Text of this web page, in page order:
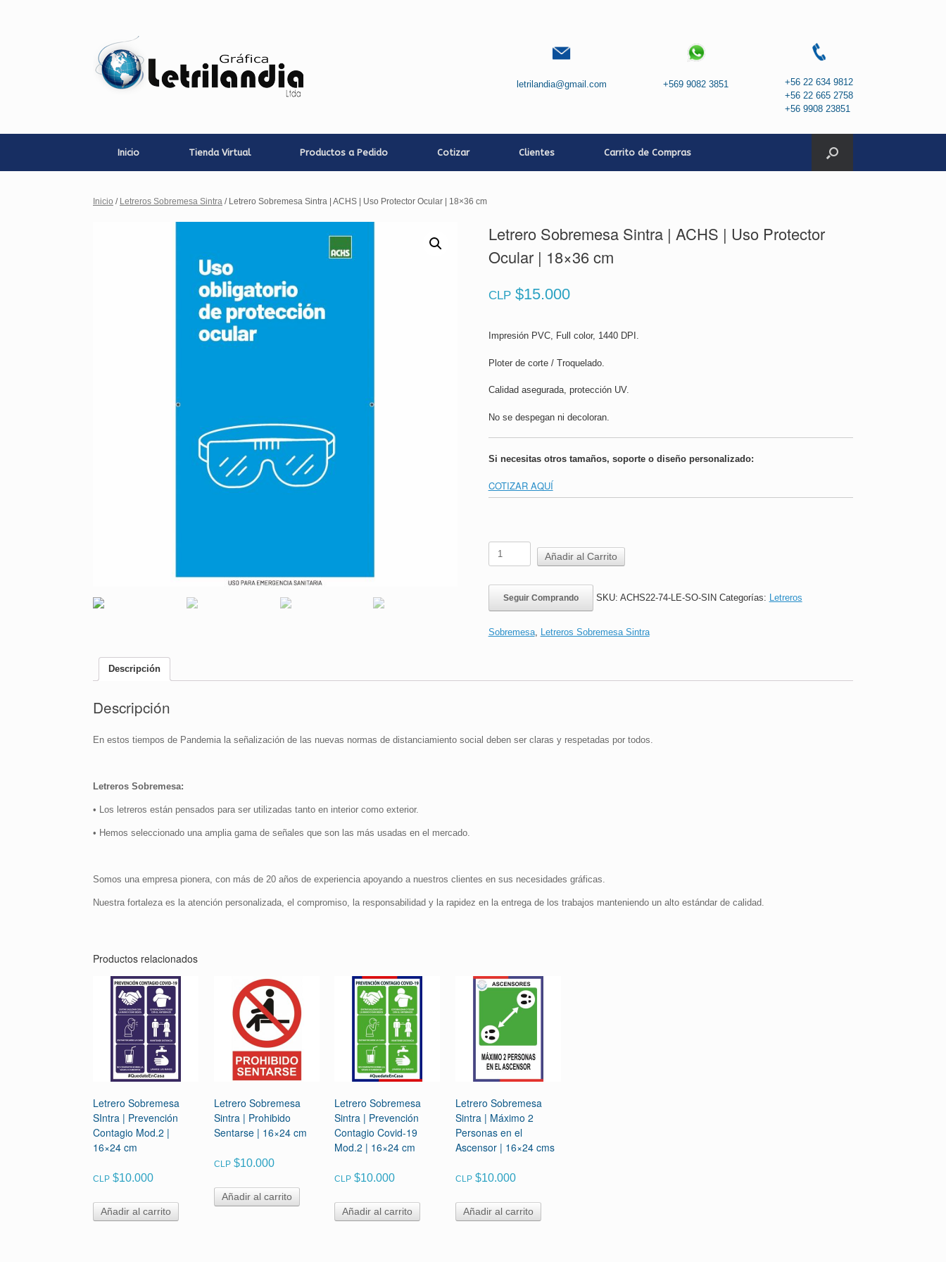
letrilandia@gmail.com +569 9082 3851
+56 22 634 9812
+56 22 665 2758
+56 9908 23851
Inicio Tienda Virtual Productos a Pedido Cotizar Clientes Carrito de Compras
Inicio / Letreros Sobremesa Sintra / Letrero Sobremesa Sintra | ACHS | Uso Protector Ocular | 18×36 cm
Letrero Sobremesa Sintra | ACHS | Uso Protector
Ocular | 18×36 cm
CLP $15.000
Impresión PVC, Full color, 1440 DPI.
Ploter de corte / Troquelado.
Calidad asegurada, protección UV.
No se despegan ni decoloran.
Si necesitas otros tamaños, soporte o diseño personalizado:
COTIZAR AQUÍ
Letrero
Sobremesa
|
ACHS
|
Protector
18x36
Añadir al Carrito
Seguir Comprando SKU: ACHS22-74-LE-SO-SIN Categorías: Letreros
Sobremesa, Letreros Sobremesa Sintra
Descripción
Descripción
En estos tiempos de Pandemia la señalización de las nuevas normas de distanciamiento social deben ser claras y respetadas por todos.
Letreros Sobremesa:
• Los letreros están pensados para ser utilizadas tanto en interior como exterior.
• Hemos seleccionado una amplia gama de señales que son las más usadas en el mercado.
Somos una empresa pionera, con más de 20 años de experiencia apoyando a nuestros clientes en sus necesidades gráficas.
Nuestra fortaleza es la atención personalizada, el compromiso, la responsabilidad y la rapidez en la entrega de los trabajos manteniendo un alto estándar de calidad.
Productos relacionados
Letrero Sobremesa
SIntra | Prevención
Contagio Mod.2 |
16×24 cm
CLP $10.000
Añadir al carrito
Letrero Sobremesa
Sintra | Prohibido
Sentarse | 16×24 cm
CLP $10.000
Añadir al carrito
Letrero Sobremesa
Sintra | Prevención
Contagio Covid-19
Mod.2 | 16×24 cm
CLP $10.000
Añadir al carrito
Letrero Sobremesa
Sintra | Máximo 2
Personas en el
Ascensor | 16×24 cms
CLP $10.000
Añadir al carrito